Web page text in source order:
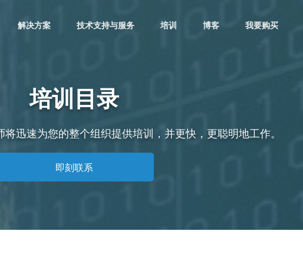
解决方案 技术支持与服务 培训 博客 我要购买
培训目录
迅速为您的整个组织提供培训，并更快，更聪明地工作。
即刻联系